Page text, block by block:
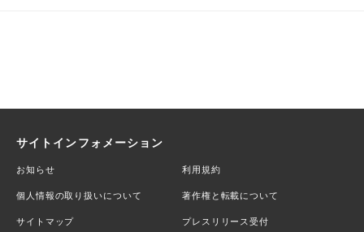
サイトインフォメーション
お知らせ 利用規約
個人情報の取り扱いについて 著作権と転載について
サイトマップ プレスリリース受付